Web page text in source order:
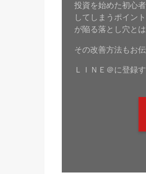
投資を始めた初心
してしまうポイン
が陥る落とし穴とは
その改善方法もお
ＬＩＮＥ＠に登録